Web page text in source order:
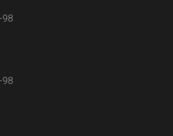
98
98